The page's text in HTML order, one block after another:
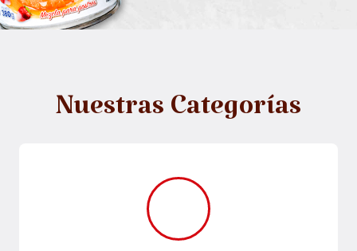
Nuestras Categorías